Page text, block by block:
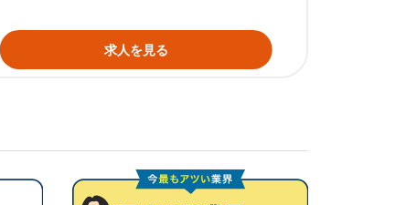
求人を見る